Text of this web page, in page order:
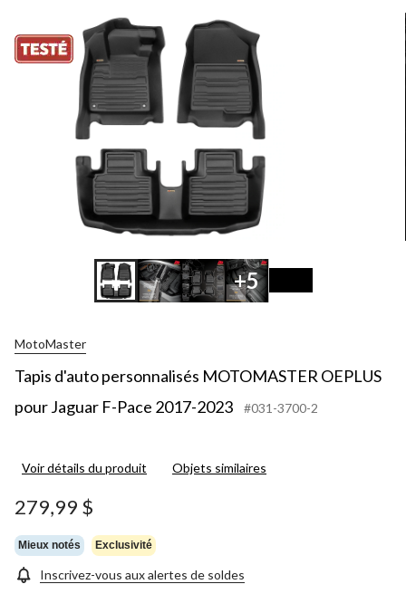
+5
MotoMaster
Tapis d'auto personnalisés MOTOMASTER OEPLUS
pour Jaguar F-Pace 2017-2023
#031-3700-2
Voir détails du produit Objets similaires
279,99 $
Mieux notés Exclusivité
Inscrivez-vous aux alertes de soldes